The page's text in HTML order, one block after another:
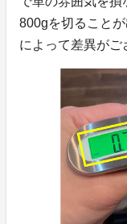
800gを切ること
によって差異がご